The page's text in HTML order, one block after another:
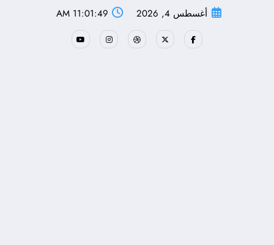
أغسطس 4, 2026 11:01:49 AM